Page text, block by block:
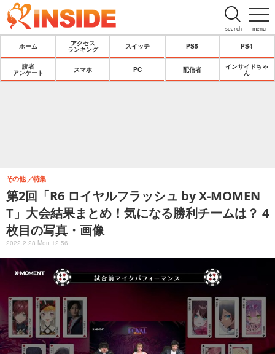
menu
search
ホーム
アクセス
ランキング
スイッチ PS5 PS4
読者
アンケート
スマホ PC 配信者
インサイドちゃ
ん
第2回「R6 ロイヤルフラッシュ by X-MOMEN
T」大会結果まとめ！気になる勝利チームは？ 4
枚目の写真・画像
その他 特集
2022.2.28 Mon 12:56